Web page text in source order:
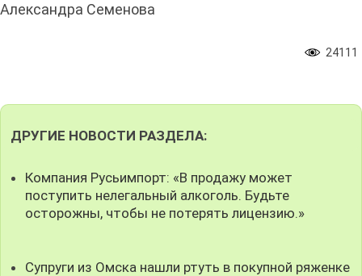
Александра Семенова
24111
ДРУГИЕ НОВОСТИ РАЗДЕЛА:
Компания Русьимпорт: «В продажу может
поступить нелегальный алкоголь. Будьте
осторожны, чтобы не потерять лицензию.»
Супруги из Омска нашли ртуть в покупной ряженке